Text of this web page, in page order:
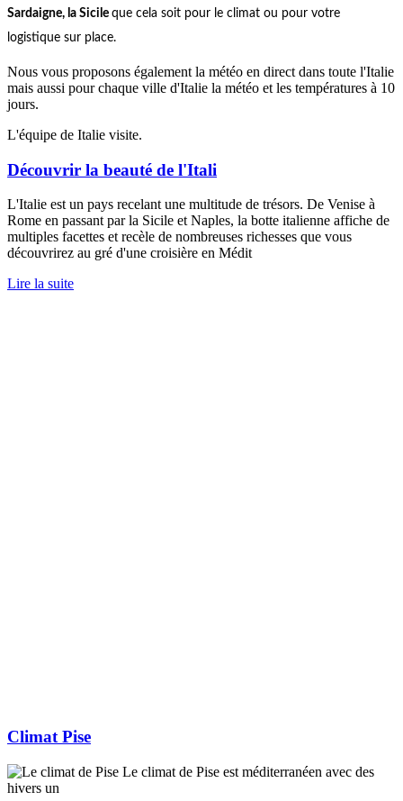
Sardaigne, la Sicile que cela soit pour le climat ou pour votre
logistique sur place.
Nous vous proposons également la météo en direct dans toute l'Italie
mais aussi pour chaque ville d'Italie la météo et les températures à 10
jours.
L'équipe de Italie visite.
Découvrir la beauté de l'Itali
L'Italie est un pays recelant une multitude de trésors. De Venise à
Rome en passant par la Sicile et Naples, la botte italienne affiche de
multiples facettes et recèle de nombreuses richesses que vous
découvrirez au gré d'une croisière en Médit
Lire la suite
Climat Pise
Le climat de Pise est méditerranéen avec des
hivers un